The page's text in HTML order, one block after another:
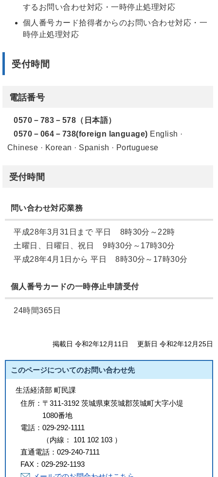
するお問い合わせ対応・一時停止処理対応
個人番号カード拾得者からのお問い合わせ対応・一
時停止処理対応
受付時間
電話番号
0570－783－578（日本語）
0570－064－738(foreign language) English ·
Chinese · Korean · Spanish · Portuguese
受付時間
問い合わせ対応業務
平成28年3月31日まで 平日 8時30分～22時
土曜日、日曜日、祝日 9時30分～17時30分
平成28年4月1日から 平日 8時30分～17時30分
個人番号カードの一時停止申請受付
24時間365日
掲載日 令和2年12月11日 更新日 令和2年12月25日
このページについてのお問い合わせ先
生活経済部 町民課
住所： 〒311-3192 茨城県東茨城郡茨城町大字小堤
1080番地
電話： 029-292-1111
（内線 ： 101 102 103 ）
直通電話： 029-240-7111
FAX： 029-292-1193